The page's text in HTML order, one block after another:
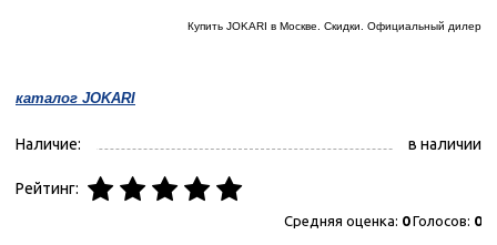
Купить JOKARI в Москве. Скидки. Официальный дилер
каталог JOKARI
Наличие: в наличии
Рейтинг:
Средняя оценка: 0Голосов: 0